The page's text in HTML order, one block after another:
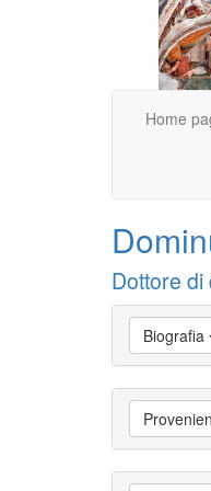
Home
Dottore di
Vai
Biografia
Provenienza
Vai
a
Biografia